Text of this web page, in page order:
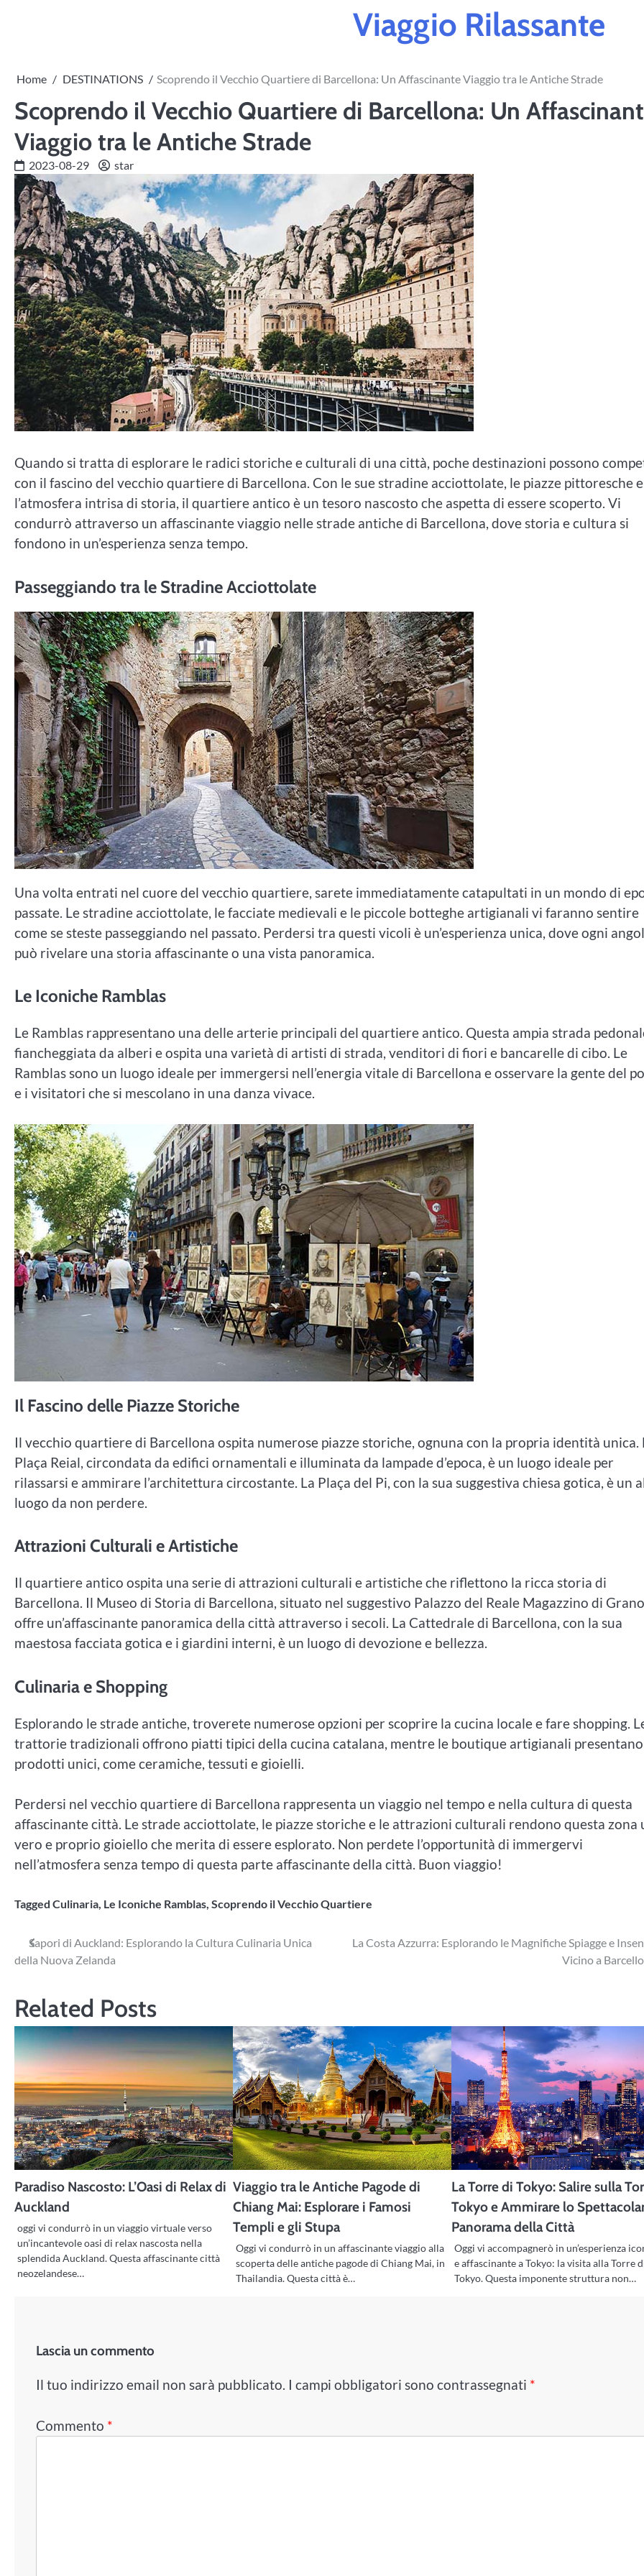
Viaggio Rilassante
Home DESTINATIONS Scoprendo il Vecchio Quartiere di Barcellona: Un Affascinante Viaggio tra le Antiche Strade
Scoprendo il Vecchio Quartiere di Barcellona: Un
Viaggio tra le Antiche Strade
2023-08-29 star
Quando si tratta di esplorare le radici storiche e culturali di una città, poche destinazioni possono
con il fascino del vecchio quartiere di Barcellona. Con le sue stradine acciottolate, le piazze pittoresche e
l’atmosfera intrisa di storia, il quartiere antico è un tesoro nascosto che aspetta di essere scoperto. Vi
condurrò attraverso un affascinante viaggio nelle strade antiche di Barcellona, dove storia e cultura si
fondono in un’esperienza senza tempo.
Passeggiando tra le Stradine Acciottolate
Una volta entrati nel cuore del vecchio quartiere, sarete immediatamente catapultati in un mondo di
passate. Le stradine acciottolate, le facciate medievali e le piccole botteghe artigianali vi faranno sentire
come se steste passeggiando nel passato. Perdersi tra questi vicoli è un’esperienza unica, dove ogni
può rivelare una storia affascinante o una vista panoramica.
Le Iconiche Ramblas
Le Ramblas rappresentano una delle arterie principali del quartiere antico. Questa ampia strada
fiancheggiata da alberi e ospita una varietà di artisti di strada, venditori di fiori e bancarelle di cibo. Le
Ramblas sono un luogo ideale per immergersi nell’energia vitale di Barcellona e osservare la gente del
e i visitatori che si mescolano in una danza vivace.
Il Fascino delle Piazze Storiche
Il vecchio quartiere di Barcellona ospita numerose piazze storiche, ognuna con la propria identità unica.
Plaça Reial, circondata da edifici ornamentali e illuminata da lampade d’epoca, è un luogo ideale per
rilassarsi e ammirare l’architettura circostante. La Plaça del Pi, con la sua suggestiva chiesa gotica, è un
luogo da non perdere.
Attrazioni Culturali e Artistiche
Il quartiere antico ospita una serie di attrazioni culturali e artistiche che riflettono la ricca storia di
Barcellona. Il Museo di Storia di Barcellona, situato nel suggestivo Palazzo del Reale Magazzino di
offre un’affascinante panoramica della città attraverso i secoli. La Cattedrale di Barcellona, con la sua
maestosa facciata gotica e i giardini interni, è un luogo di devozione e bellezza.
Culinaria e Shopping
Esplorando le strade antiche, troverete numerose opzioni per scoprire la cucina locale e fare shopping.
trattorie tradizionali offrono piatti tipici della cucina catalana, mentre le boutique artigianali presentano
prodotti unici, come ceramiche, tessuti e gioielli.
Perdersi nel vecchio quartiere di Barcellona rappresenta un viaggio nel tempo e nella cultura di questa
affascinante città. Le strade acciottolate, le piazze storiche e le attrazioni culturali rendono questa zona
vero e proprio gioiello che merita di essere esplorato. Non perdete l’opportunità di immergervi
nell’atmosfera senza tempo di questa parte affascinante della città. Buon viaggio!
Tagged Culinaria, Le Iconiche Ramblas, Scoprendo il Vecchio Quartiere
Navigazione
Sapori di Auckland: Esplorando la Cultura Culinaria Unica
della Nuova Zelanda
La Costa Azzurra: Esplorando le Magnifiche Spiagge e
Vicino a
Related Posts
Paradiso Nascosto: L’Oasi di Relax di
Auckland
oggi vi condurrò in un viaggio virtuale verso
un’incantevole oasi di relax nascosta nella
splendida Auckland. Questa affascinante città
neozelandese…
Viaggio tra le Antiche Pagode di
Chiang Mai: Esplorare i Famosi
Templi e gli Stupa
Oggi vi condurrò in un affascinante viaggio alla
scoperta delle antiche pagode di Chiang Mai, in
Thailandia. Questa città è…
La Torre di Tokyo: Salire sulla
Tokyo e Ammirare lo
Panorama della Città
Oggi vi accompagnerò in un’esperienza
e affascinante a Tokyo: la visita alla Torre
Tokyo. Questa imponente struttura non…
Lascia un commento
Il tuo indirizzo email non sarà pubblicato. I campi obbligatori sono contrassegnati *
Commento *